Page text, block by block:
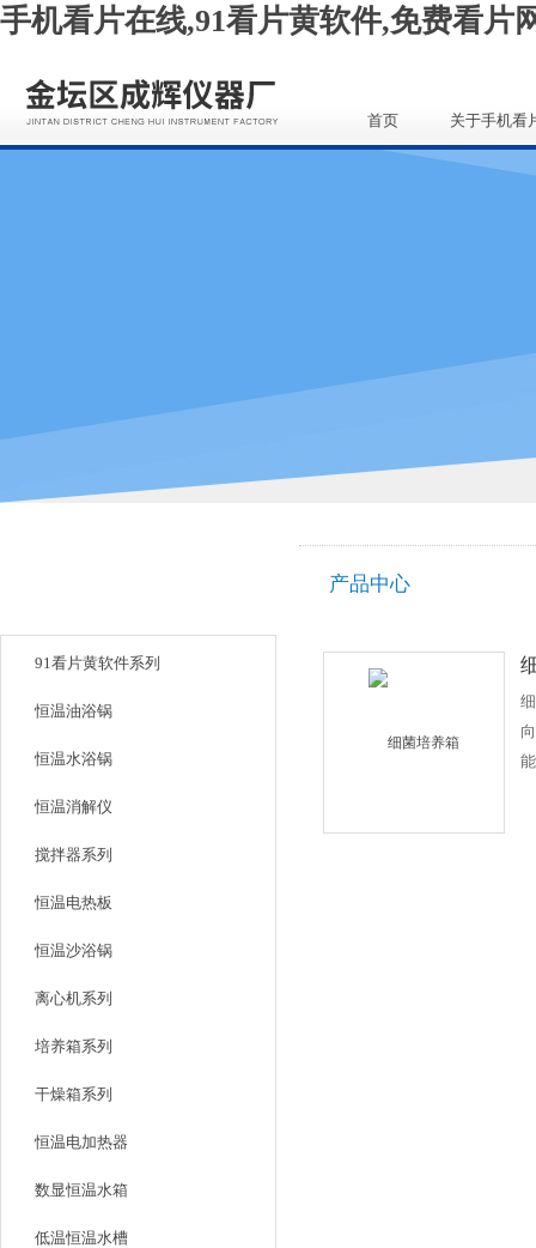
手机看片在线,91看片黄软件,免费看片
首页 关于手机看
91看片黄软件系列
恒温油浴锅
恒温水浴锅
恒温消解仪
搅拌器系列
恒温电热板
恒温沙浴锅
离心机系列
培养箱系列
干燥箱系列
恒温电加热器
数显恒温水箱
低温恒温水槽
产品中心
能